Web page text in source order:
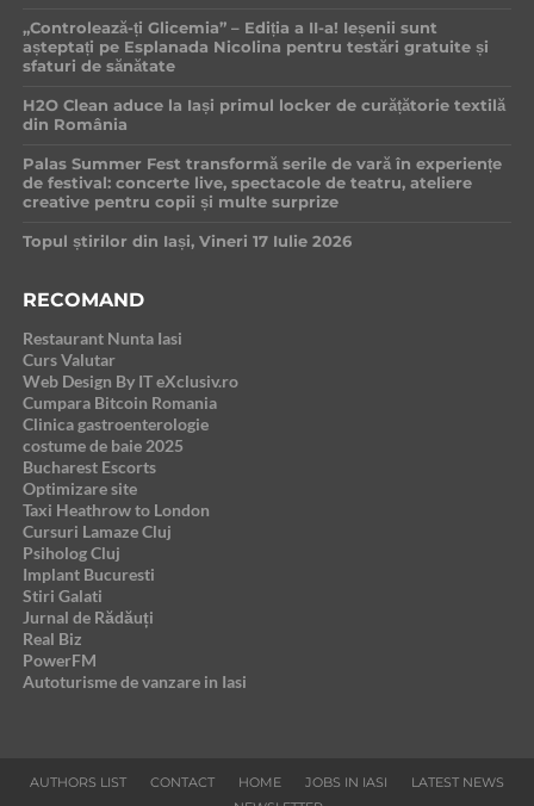
„Controlează-ți Glicemia” – Ediția a II-a! Ieșenii sunt
așteptați pe Esplanada Nicolina pentru testări gratuite și
sfaturi de sănătate
H2O Clean aduce la Iași primul locker de curățătorie textilă
din România
Palas Summer Fest transformă serile de vară în experiențe
de festival: concerte live, spectacole de teatru, ateliere
creative pentru copii și multe surprize
Topul știrilor din Iași, Vineri 17 Iulie 2026
RECOMAND
Restaurant Nunta Iasi
Curs Valutar
Web Design By IT eXclusiv.ro
Cumpara Bitcoin Romania
Clinica gastroenterologie
costume de baie 2025
Bucharest Escorts
Optimizare site
Taxi Heathrow to London
Cursuri Lamaze Cluj
Psiholog Cluj
Implant Bucuresti
Stiri Galati
Jurnal de Rădăuți
Real Biz
PowerFM
Autoturisme de vanzare in Iasi
AUTHORS LIST CONTACT HOME JOBS IN IASI
LATEST NEWS